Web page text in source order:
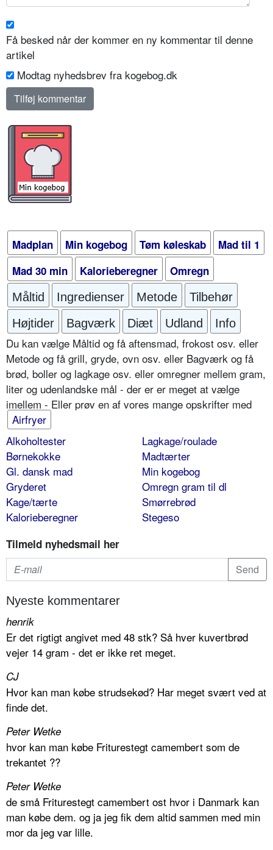
Få besked når der kommer en ny kommentar til denne
artikel
Modtag nyhedsbrev fra kogebog.dk
Madplan Min kogebog Tøm køleskab
Mad til 1
Mad 30 min
Kalorieberegner Omregn
Måltid Ingredienser Metode
Tilbehør
Højtider
Bagværk Diæt Udland Info
Du kan vælge Måltid og få aftensmad, frokost osv. eller
Metode og få grill, gryde, ovn osv. eller Bagværk og få
brød, boller og lagkage osv. eller omregner mellem gram,
liter og udenlandske mål - der er er meget at vælge
imellem - Eller prøv en af vores mange opskrifter med
Airfryer
Alkoholtester
Børnekokke
Gl. dansk mad
Gryderet
Kage/tærte
Kalorieberegner
Lagkage/roulade
Madtærter
Min kogebog
Omregn gram til dl
Smørrebrød
Stegeso
Tilmeld nyhedsmail her
Nyeste kommentarer
henrik
Er det rigtigt angivet med 48 stk? Så hver kuvertbrød
vejer 14 gram - det er ikke ret meget.
CJ
Hvor kan man købe strudsekød? Har meget svært ved at
finde det.
Peter Wetke
hvor kan man købe Friturestegt camembert som de
trekantet ??
Peter Wetke
de små Friturestegt camembert ost hvor i Danmark kan
man købe dem. og ja jeg fik dem altid sammen med min
mor da jeg var lille.